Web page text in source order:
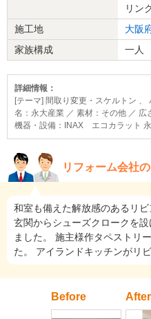
リン
施工地
大阪
家族構成
一人
詳細情報：
[テーマ] 間取り変更・スケルトン
名：永大産業 ／ 素材：その他 ／
機器・設備：INAX エコカラット
リフォーム会社
和室も備えた解放感のあるリ
玄関からシューズクロークを
ました。 施主様作タペストリ
た。 アイランドキッチンがリ
Before After